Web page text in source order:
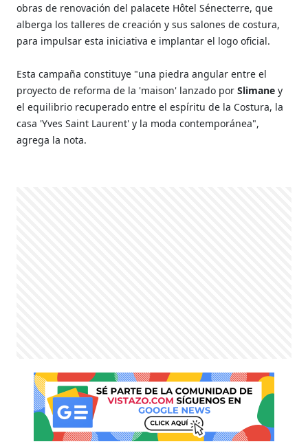
obras de renovación del palacete Hôtel Sénecterre, que
alberga los talleres de creación y sus salones de costura,
para impulsar esta iniciativa e implantar el logo oficial.
Esta campaña constituye "una piedra angular entre el
proyecto de reforma de la 'maison' lanzado porSlimaney
el equilibrio recuperado entre el espíritu de la Costura, la
casa 'Yves Saint Laurent' y la moda contemporánea",
agrega la nota.